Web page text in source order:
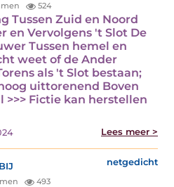
524
Tussen Zuid en Noord
en Vervolgens 't Slot De
Tussen hemel en
weet of de Ander
als 't Slot bestaan;
uittorenend Boven
>>> Fictie kan herstellen
Lees meer >
netgedicht
493